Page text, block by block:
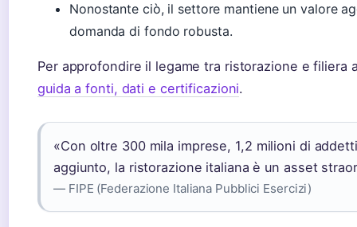
Nonostante ciò, il settore mantiene un valore
domanda di fondo robusta.
Per approfondire il legame tra ristorazione e filiera
guida a fonti, dati e certificazioni.
«Con oltre 300 mila imprese, 1,2 milioni di
aggiunto, la ristorazione italiana è un asset
— FIPE (Federazione Italiana Pubblici Esercizi)